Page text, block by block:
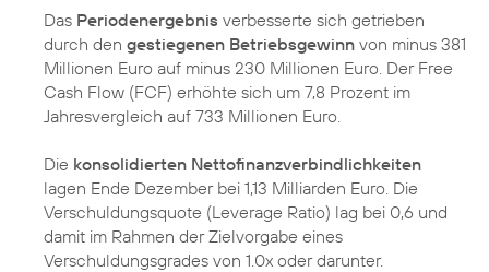
Das Periodenergebnis verbesserte sich getrieben
durch den gestiegenen Betriebsgewinn von minus 381
Millionen Euro auf minus 230 Millionen Euro. Der Free
Cash Flow (FCF) erhöhte sich um 7,8 Prozent im
Jahresvergleich auf 733 Millionen Euro.
Die konsolidierten Nettofinanzverbindlichkeiten
lagen Ende Dezember bei 1,13 Milliarden Euro. Die
Verschuldungsquote (Leverage Ratio) lag bei 0,6 und
damit im Rahmen der Zielvorgabe eines
Verschuldungsgrades von 1.0x oder darunter.